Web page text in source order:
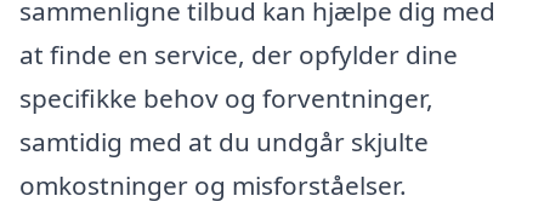
sammenligne tilbud kan hjælpe dig med
at finde en service, der opfylder dine
specifikke behov og forventninger,
samtidig med at du undgår skjulte
omkostninger og misforståelser.